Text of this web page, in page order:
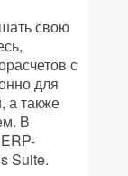
свою
с
для
а также
В
Suite.